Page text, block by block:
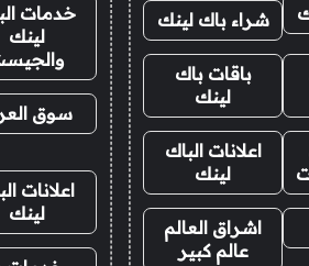
شراء باك لينك
باقات باك
لينك
اعلانات الباك
لينك
اشراق العالم
عالم كبير
خدمات
لينك
سوق
اعلانات
لينك